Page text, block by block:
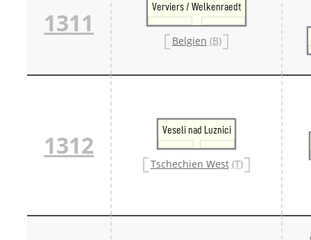
1311
Verviers / Welkenraedt
Belgien (B)
1312
Veseli nad Luznici
Tschechien West (T)